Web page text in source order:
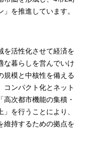
を推進しています。
を活性化させて経済を
な暮らしを営んでいけ
規模と中核性を備える
コンパクト化とネット
次都市機能の集積・
を行うことにより、
維持するための拠点を